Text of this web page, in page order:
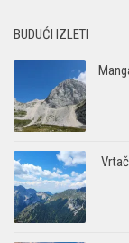
BUDUĆI IZLETI